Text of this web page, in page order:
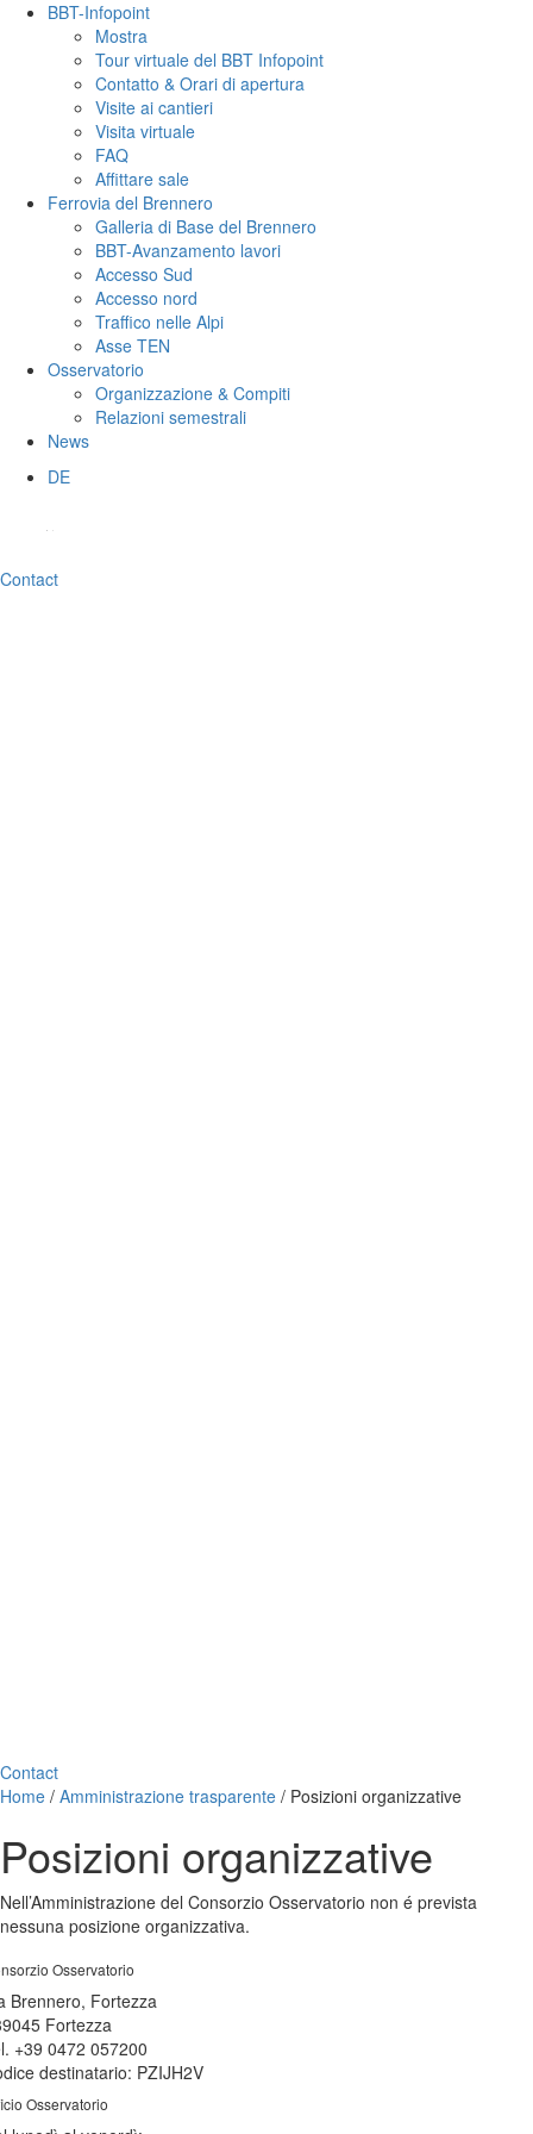
BBT-Infopoint
Mostra
Tour virtuale del BBT Infopoint
Contatto & Orari di apertura
Visite ai cantieri
Visita virtuale
FAQ
Affittare sale
Ferrovia del Brennero
Galleria di Base del Brennero
BBT-Avanzamento lavori
Accesso Sud
Accesso nord
Traffico nelle Alpi
Asse TEN
Osservatorio
Organizzazione & Compiti
Relazioni semestrali
News
DE
Contact
Contact
Home / Amministrazione trasparente / Posizioni organizzative
Posizioni organizzative
Nell’Amministrazione del Consorzio Osservatorio non é prevista
nessuna posizione organizzativa.
Osservatorio
Brennero, Fortezza
Fortezza
+39 0472 057200
destinatario: PZIJH2V
Osservatorio